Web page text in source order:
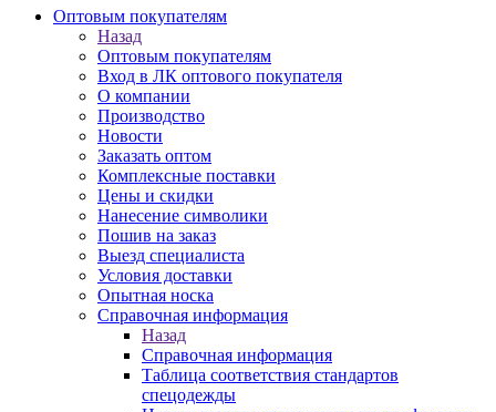
Оптовым покупателям
Назад
Оптовым покупателям
Вход в ЛК оптового покупателя
О компании
Производство
Новости
Заказать оптом
Комплексные поставки
Цены и скидки
Нанесение символики
Пошив на заказ
Выезд специалиста
Условия доставки
Опытная носка
Справочная информация
Назад
Справочная информация
Таблица соответствия стандартов
спецодежды